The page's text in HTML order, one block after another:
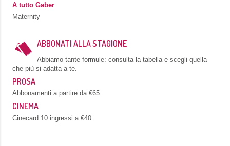
A tutto Gaber
Maternity
ABBONATI ALLA STAGIONE
Abbiamo tante formule: consulta la tabella e scegli quella
che più si adatta a te.
PROSA
Abbonamenti a partire da €65
CINEMA
Cinecard 10 ingressi a €40